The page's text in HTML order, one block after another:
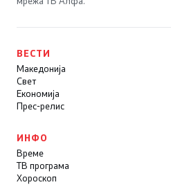
ВЕСТИ
Македонија
Свет
Економија
Прес-релис
ИНФО
Време
ТВ програма
Хороскоп